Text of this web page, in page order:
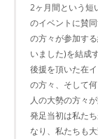
2ヶ月間という短
のイベントに賛
の方々が参加す
いました)を結成
後援を頂いた在
の方々、そして
人の大勢の方々
発足当初は私た
なり、私たちも